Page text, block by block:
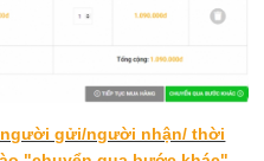
gửi/người nhận/ thời